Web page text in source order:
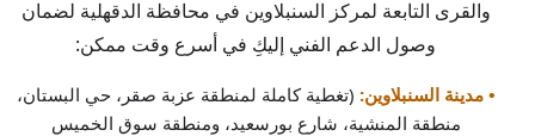
والقرى التابعة لمركز السنبلاوين في محافظة الدقهلية لضمان
وصول الدعم الفني إليكِ في أسرع وقت ممكن:
• مدينة السنبلاوين: (تغطية كاملة لمنطقة عزبة صقر، حي البستان،
منطقة المنشية، شارع بورسعيد، ومنطقة سوق الخميس